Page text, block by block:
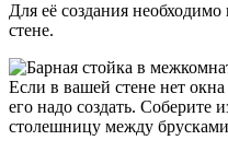
Для её создания необходимо
стене.
Если в вашей стене нет
его надо создать. Соберите
столешницу между